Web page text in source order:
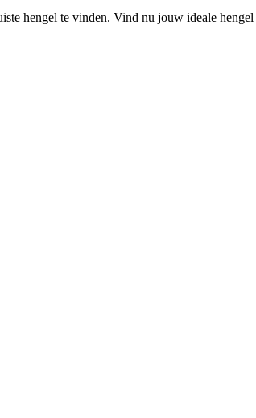
hengel te vinden. Vind nu jouw ideale